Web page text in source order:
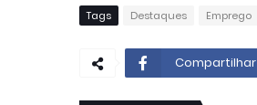
Tags Destaques Emprego
Compartilhar